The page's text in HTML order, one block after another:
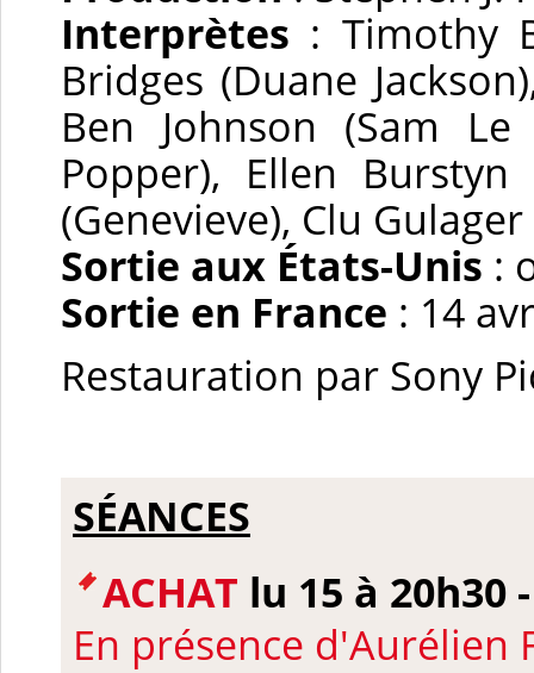
Interprètes : Timothy
Bridges (Duane
Ben Johnson (Sam
Popper), Ellen
(Genevieve), Clu
Sortie aux États-Unis :
Sortie en France : 14
Restauration par Sony
SÉANCES
ACHAT lu 15 à 20h30
En présence d'Aurélien